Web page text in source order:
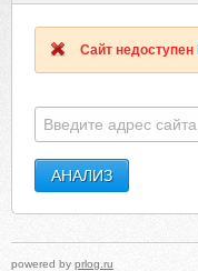
Сайт недоступен
powered by prlog.ru